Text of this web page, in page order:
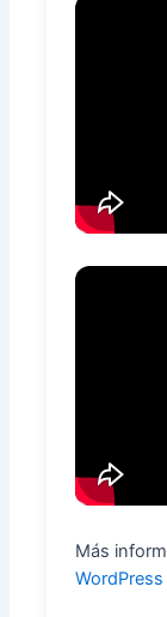
Más
WordPress